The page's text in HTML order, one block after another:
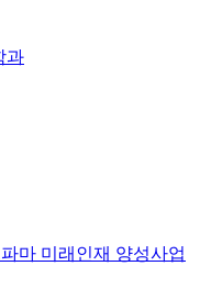
과
마 미래인재 양성사업